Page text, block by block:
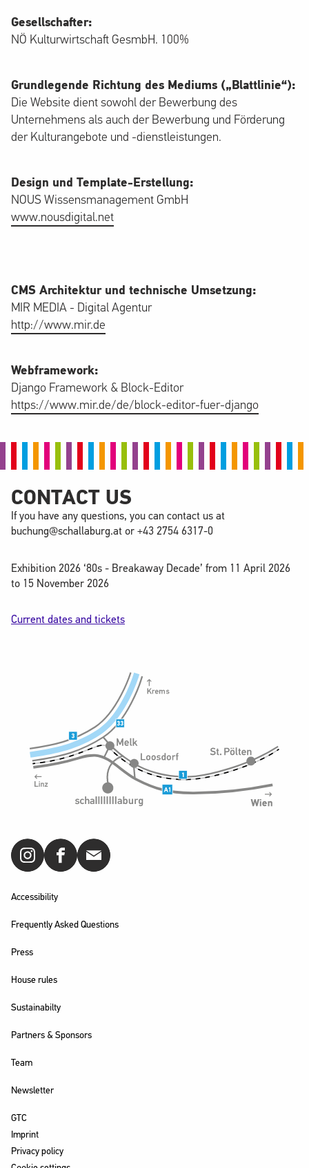
Gesellschafter:
NÖ Kulturwirtschaft GesmbH. 100%
Grundlegende Richtung des Mediums („Blattlinie“):
Die Website dient sowohl der Bewerbung des
Unternehmens als auch der Bewerbung und Förderung
der Kulturangebote und -dienstleistungen.
Design und Template-Erstellung:
NOUS Wissensmanagement GmbH
www.nousdigital.net
CMS Architektur und technische Umsetzung:
MIR MEDIA - Digital Agentur
http://www.mir.de
Webframework:
Django Framework & Block-Editor
https://www.mir.de/de/block-editor-fuer-django
CONTACT US
If you have any questions, you can contact us at
buchung@schallaburg.at or +43 2754 6317-0
Exhibition 2026 ‘80s - Breakaway Decade’ from 11 April 2026
to 15 November 2026
Current dates and tickets
Accessibility
Frequently Asked Questions
Press
House rules
Sustainabilty
Partners & Sponsors
Team
Newsletter
GTC
Imprint
Privacy policy